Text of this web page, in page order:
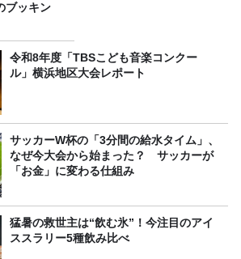
ブッキン
令和8年度「TBSこども音楽コンクー
ル」横浜地区大会レポート
サッカーW杯の「3分間の給水タイム」、
なぜ今大会から始まった？ サッカーが
「お金」に変わる仕組み
猛暑の救世主は“飲む氷”！今注目のアイ
ススラリー5種飲み比べ